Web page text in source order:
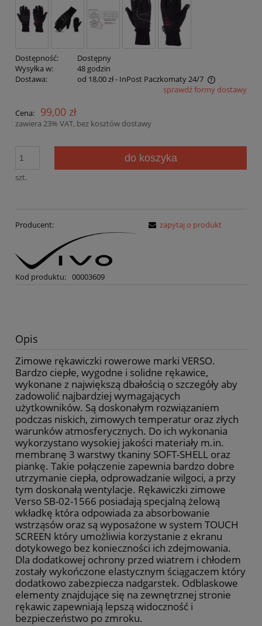
Dostępność:
Dostępny
Wysyłka w:
48 godzin
Dostawa:
od 18,00 zł- InPost Paczkomaty 24/7
Cena nie zawiera ewentualnych kosztów płatnościsprawdź formy dostawy
Cena: 99,00 zł
zawiera 23% VAT, bez kosztów dostawy
szt.
do koszyka
Producent:
Kod produktu: 00003609
zapytaj o produkt
Opis
Zimowe rękawiczki rowerowe marki VERSO.
Bardzo ciepłe, wygodne i solidne rękawice,
wykonane z największą dbałością o szczegóły aby
zadowolić najbardziej wymagających
użytkowników. Są doskonałym rozwiązaniem
podczas niskich, zimowych temperatur oraz złych
warunków atmosferycznych. Do ich wykonania
wykorzystano wysokiej jakości materiały m.in.
membranę 3 warstwy tkaniny SOFT-SHELL oraz
piankę. Takie połączenie zapewnia bardzo dobre
utrzymanie ciepła, odprowadzanie wilgoci, a przy
tym doskonałą wentylacje. Rękawiczki zimowe
Verso SB-02-1566 posiadają specjalną żelową
wkładkę która odpowiada za absorbowanie
wstrząsów oraz są wyposażone w system TOUCH
SCREEN który umożliwia korzystanie z ekranu
dotykowego bez konieczności ich zdejmowania.
Dla dodatkowej ochrony przed wiatrem i chłodem
zostały wykończone elastycznym ściągaczem który
dodatkowo zabezpiecza nadgarstek. Odblaskowe
elementy znajdujące się na zewnętrznej stronie
rękawic zapewniają lepszą widoczność i
bezpieczeństwo po zmroku.